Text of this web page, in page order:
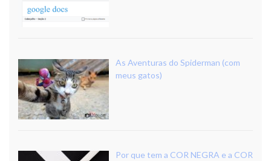
As Aventuras do Spiderman (com
meus gatos)
Por que tem a COR NEGRA e a COR